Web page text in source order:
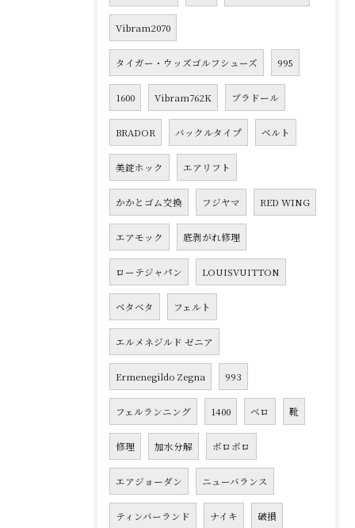
Vibram2070
タイガー・ウッズゴルフシューズ 995
1600 Vibram762K ブラドール
BRADOR バックルタイプ ベルト
美錠ホック エアリフト
かかとゴム交換 フジヤマ RED WING
エアモック 底剥がれ修理
ローテジャパン LOUISVUITTON
ベタベタ フェルト
エルメネジルド ゼニア
Ermenegildo Zegna 993
フェルランニング 1400 ベロ 靴
修理 加水分解 ボロボロ
エアジョーダン ニューバランス
ティンバーランド ナイキ 破損